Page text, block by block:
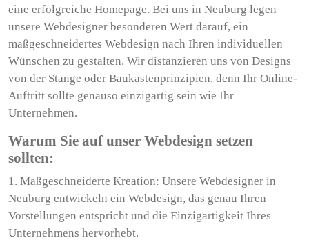
eine erfolgreiche Homepage. Bei uns in Neuburg legen
unsere Webdesigner besonderen Wert darauf, ein
maßgeschneidertes Webdesign nach Ihren individuellen
Wünschen zu gestalten. Wir distanzieren uns von Designs
von der Stange oder Baukastenprinzipien, denn Ihr Online-
Auftritt sollte genauso einzigartig sein wie Ihr
Unternehmen.
Warum Sie auf unser Webdesign setzen
sollten:
1. Maßgeschneiderte Kreation: Unsere Webdesigner in
Neuburg entwickeln ein Webdesign, das genau Ihren
Vorstellungen entspricht und die Einzigartigkeit Ihres
Unternehmens hervorhebt.